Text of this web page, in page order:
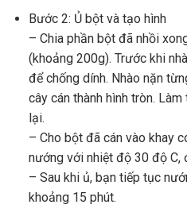
Bước 2: Ủ bột và tạo hình
– Chia phần bột đã nhồi
(khoảng 200g). Trước khi
để chống dính. Nhào nặn
cây cán thành hình tròn.
lại.
– Cho bột đã cán vào khay
nướng với nhiệt độ 30 độ C,
– Sau khi ủ, bạn tiếp tục
khoảng 15 phút.